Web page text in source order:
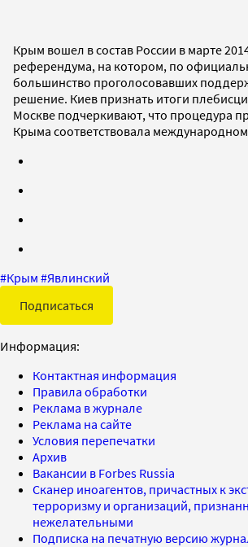
Крым вошел в состав России в марте
референдума, на котором, по
большинство проголосовавших
решение. Киев признать итоги
Москве подчеркивают, что процедура
Крыма соответствовала
#Крым #Явлинский
Подписаться
Информация:
Контактная информация
Правила обработки
Реклама в журнале
Реклама на сайте
Условия перепечатки
Архив
Вакансии в Forbes Russia
Сканер иноагентов, причастных к
терроризму и организаций,
нежелательными
Подписка на печатную версию